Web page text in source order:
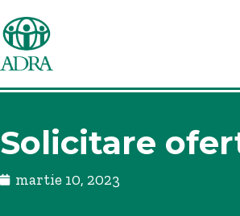
Solicitare
martie 10, 2023